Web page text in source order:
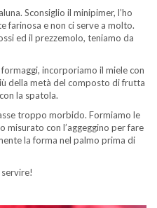
Sconsiglio il minipimer, l’ho
farinosa e non ci serve a molto.
ed il prezzemolo, teniamo da
incorporiamo il miele con
della metà del composto di frutta
la spatola.
troppo morbido. Formiamo le
misurato con l’aggeggino per fare
la forma nel palmo prima di